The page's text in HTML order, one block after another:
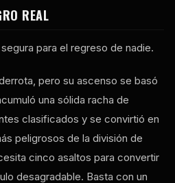
REAL
para el regreso de nadie.
pero su ascenso se basó
una sólida racha de
clasificados y se convirtió en
peligrosos de la división de
cinco asaltos para convertir
desagradable. Basta con un